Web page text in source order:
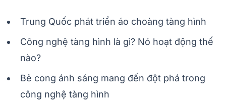
Trung Quốc phát triển áo choàng tàng hình
Công nghệ tàng hình là gì? Nó hoạt động thế
nào?
Bẻ cong ánh sáng mang đến đột phá trong
công nghệ tàng hình